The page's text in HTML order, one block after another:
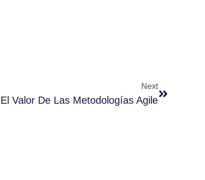
Next
El Valor De Las Metodologías Agile